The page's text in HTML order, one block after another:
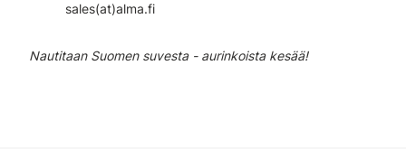
sales(at)alma.fi
Nautitaan Suomen suvesta - aurinkoista kesää!